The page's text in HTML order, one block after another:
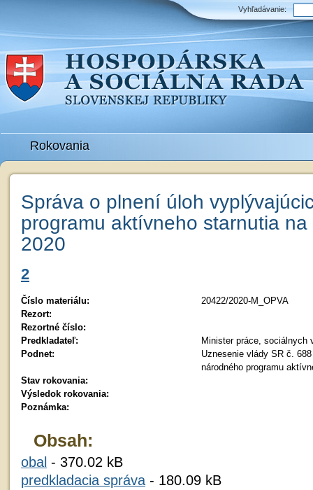
Vyhľadávanie:
Rokovania
Správa o plnení úloh
programu aktívneho starnutia
2020
2
Číslo materiálu:
20422/2020-M_OPVA
Rezort:
Rezortné číslo:
Predkladateľ:
Minister práce, sociálnych
Podnet:
Uznesenie vlády SR č.
národného programu
Stav rokovania:
Výsledok rokovania:
Poznámka:
Obsah:
obal - 370.02 kB
predkladacia správa - 180.09 kB